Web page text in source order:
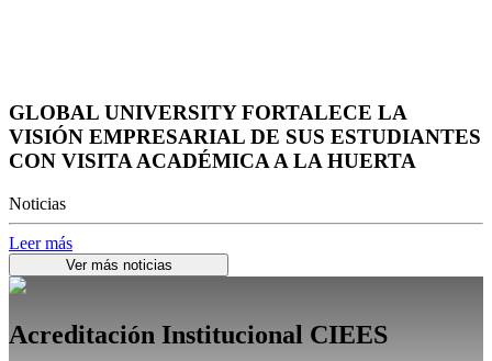
GLOBAL UNIVERSITY FORTALECE LA
VISIÓN EMPRESARIAL DE SUS ESTUDIANTES
CON VISITA ACADÉMICA A LA HUERTA
Noticias
Leer más
Ver más noticias
Acreditación Institucional CIEES